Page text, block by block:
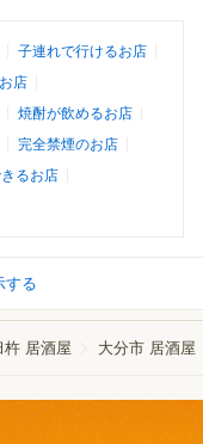
子連れで行けるお店
店
焼酎が飲めるお店
完全禁煙のお店
るお店
する
杵 居酒屋 大分市 居酒屋